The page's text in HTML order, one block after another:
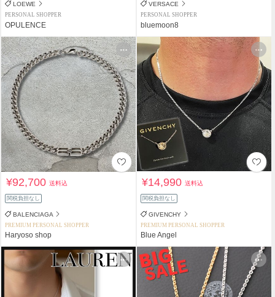
LOEWE
PERSONAL SHOPPER
OPULENCE
VERSACE
PERSONAL SHOPPER
bluemoon8
¥92,700送料込
関税負担なし
BALENCIAGA
PREMIUM PERSONAL SHOPPER
Haryoso shop
¥14,990送料込
関税負担なし
GIVENCHY
PREMIUM PERSONAL SHOPPER
Blue Angel